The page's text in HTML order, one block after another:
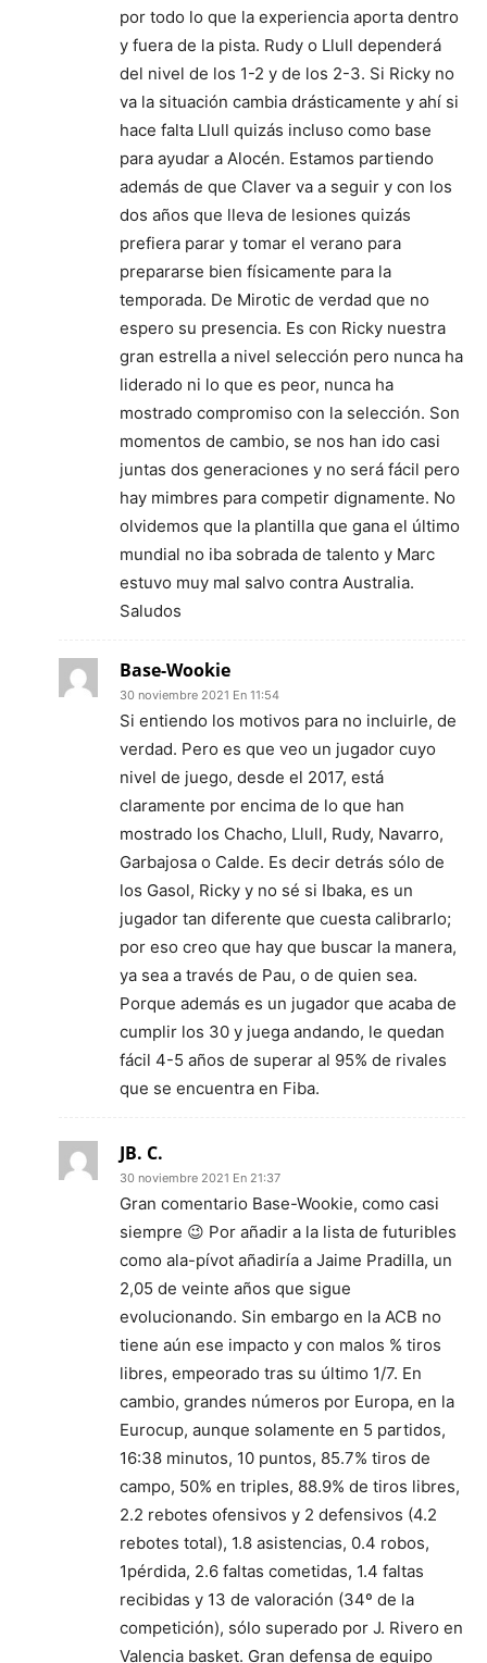
por todo lo que la experiencia aporta dentro
y fuera de la pista. Rudy o Llull dependerá
del nivel de los 1-2 y de los 2-3. Si Ricky no
va la situación cambia drásticamente y ahí si
hace falta Llull quizás incluso como base
para ayudar a Alocén. Estamos partiendo
además de que Claver va a seguir y con los
dos años que lleva de lesiones quizás
prefiera parar y tomar el verano para
prepararse bien físicamente para la
temporada. De Mirotic de verdad que no
espero su presencia. Es con Ricky nuestra
gran estrella a nivel selección pero nunca ha
liderado ni lo que es peor, nunca ha
mostrado compromiso con la selección. Son
momentos de cambio, se nos han ido casi
juntas dos generaciones y no será fácil pero
hay mimbres para competir dignamente. No
olvidemos que la plantilla que gana el último
mundial no iba sobrada de talento y Marc
estuvo muy mal salvo contra Australia.
Saludos
Base-Wookie
30 noviembre 2021 En 11:54
Si entiendo los motivos para no incluirle, de
verdad. Pero es que veo un jugador cuyo
nivel de juego, desde el 2017, está
claramente por encima de lo que han
mostrado los Chacho, Llull, Rudy, Navarro,
Garbajosa o Calde. Es decir detrás sólo de
los Gasol, Ricky y no sé si Ibaka, es un
jugador tan diferente que cuesta calibrarlo;
por eso creo que hay que buscar la manera,
ya sea a través de Pau, o de quien sea.
Porque además es un jugador que acaba de
cumplir los 30 y juega andando, le quedan
fácil 4-5 años de superar al 95% de rivales
que se encuentra en Fiba.
JB. C.
30 noviembre 2021 En 21:37
Gran comentario Base-Wookie, como casi
siempre 😉 Por añadir a la lista de futuribles
como ala-pívot añadiría a Jaime Pradilla, un
2,05 de veinte años que sigue
evolucionando. Sin embargo en la ACB no
tiene aún ese impacto y con malos % tiros
libres, empeorado tras su último 1/7. En
cambio, grandes números por Europa, en la
Eurocup, aunque solamente en 5 partidos,
16:38 minutos, 10 puntos, 85.7% tiros de
campo, 50% en triples, 88.9% de tiros libres,
2.2 rebotes ofensivos y 2 defensivos (4.2
rebotes total), 1.8 asistencias, 0.4 robos,
1pérdida, 2.6 faltas cometidas, 1.4 faltas
recibidas y 13 de valoración (34º de la
competición), sólo superado por J. Rivero en
Valencia basket. Gran defensa de equipo